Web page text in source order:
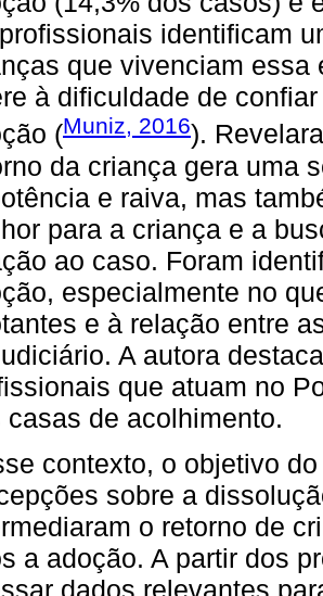
identificam
que vivenciam
à dificuldade de
(Muniz, 2016).
da criança gera uma
e raiva, mas
para a criança e a
ao caso. Foram
especialmente no
e à relação entre
A autora
que atuam no
casas de acolhimento.
contexto, o objetivo
sobre a
o retorno de
a adoção. A partir dos
dados relevantes